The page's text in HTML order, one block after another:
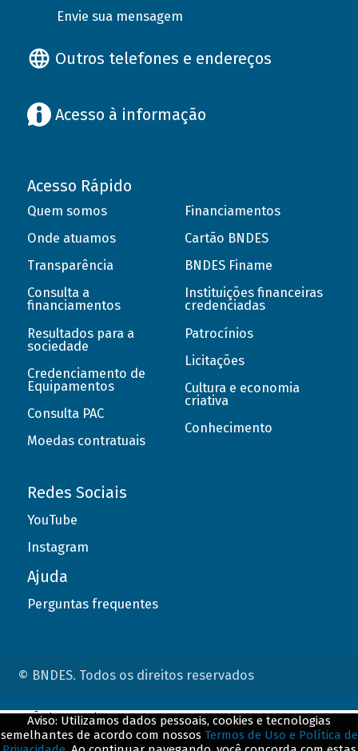
Envie sua mensagem
Outros telefones e endereços
Acesso à informação
Acesso Rápido
Quem somos
Onde atuamos
Transparência
Consulta a
financiamentos
Resultados para a
sociedade
Credenciamento de
Equipamentos
Consulta PAC
Moedas contratuais
Financiamentos
Cartão BNDES
BNDES Finame
Instituições financeiras
credenciadas
Patrocínios
Licitações
Cultura e economia
criativa
Conhecimento
Redes Sociais
YouTube
Instagram
Ajuda
Perguntas frequentes
© BNDES. Todos os direitos reservados
Aviso: Utilizamos dados pessoais, cookies e tecnologias
semelhantes de acordo com nossos Termos de Uso e Política de
ConteÃºdo complementar
${title}${badge}